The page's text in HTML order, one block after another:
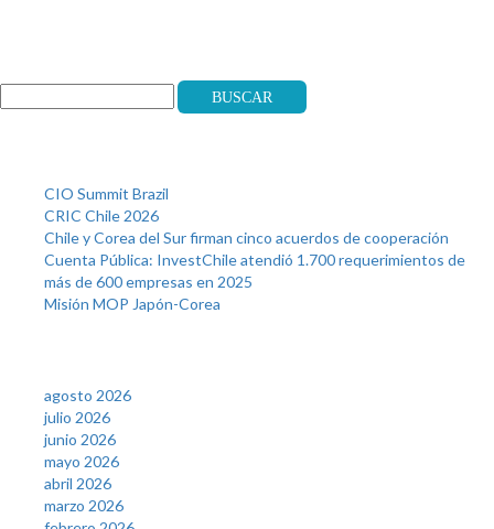
Buscar
CIO Summit Brazil
CRIC Chile 2026
Chile y Corea del Sur firman cinco acuerdos de cooperación
Cuenta Pública: InvestChile atendió 1.700 requerimientos de
más de 600 empresas en 2025
Misión MOP Japón-Corea
agosto 2026
julio 2026
junio 2026
mayo 2026
abril 2026
marzo 2026